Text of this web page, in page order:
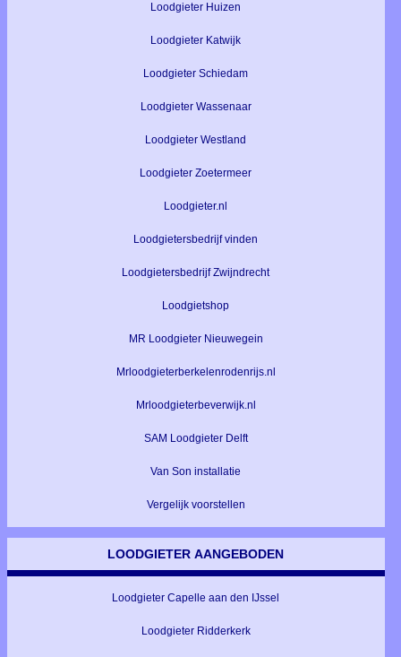
Loodgieter Huizen
Loodgieter Katwijk
Loodgieter Schiedam
Loodgieter Wassenaar
Loodgieter Westland
Loodgieter Zoetermeer
Loodgieter.nl
Loodgietersbedrijf vinden
Loodgietersbedrijf Zwijndrecht
Loodgietshop
MR Loodgieter Nieuwegein
Mrloodgieterberkelenrodenrijs.nl
Mrloodgieterbeverwijk.nl
SAM Loodgieter Delft
Van Son installatie
Vergelijk voorstellen
LOODGIETER AANGEBODEN
Loodgieter Capelle aan den IJssel
Loodgieter Ridderkerk